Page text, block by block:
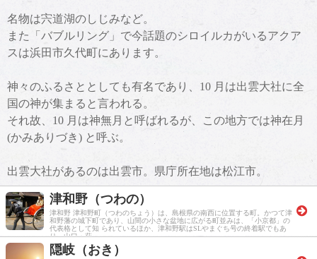
名物は宍道湖のしじみなど。
また「バブルリング」で今話題のシロイルカがいるアクア
スは浜田市久代町にあります。
神々のふるさととしても有名であり、10 月は出雲大社に全
国の神が集まると言われる。
それ故、10 月は神無月と呼ばれるが、この地方では神在月
(かみありづき) と呼ぶ。
出雲大社があるのは出雲市。県庁所在地は松江市。
津和野（つわの）
津和野 津和野町（つわのちょう）は、島根県の南西に位置する町。かつて津
和野藩の城下町であり、山間の小さな盆地に広がる町並みは、「小京都」の
代表格として知 られているほか、津和野駅はSLやまぐち号の終着駅でもあ
り、山口・萩 …
隠岐（おき）